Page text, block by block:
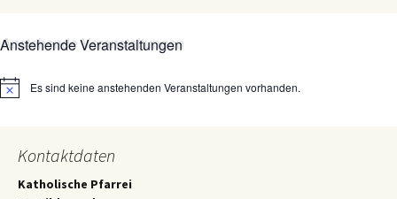
Anstehende Veranstaltungen
HinweisEs sind keine anstehenden Veranstaltungen vorhanden.
Kontaktdaten
Katholische Pfarrei